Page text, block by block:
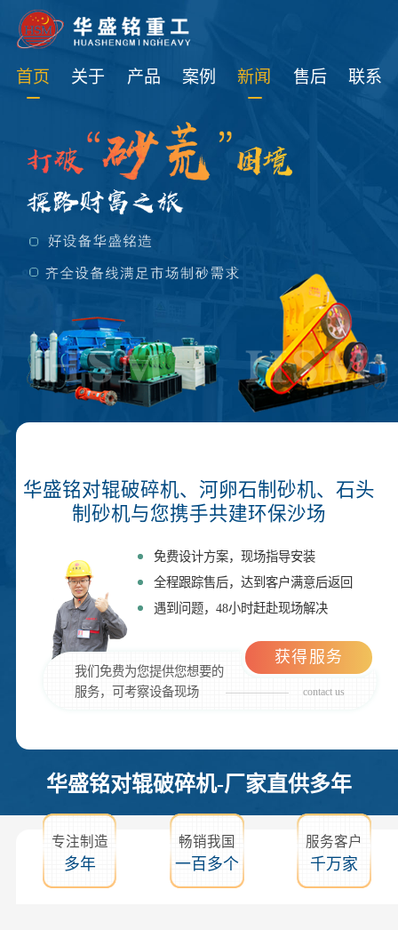
首页 关于 产品 案例 新闻 售后 联系
华盛铭对辊破碎机、河卵石制砂机、石头
制砂机与您携手共建环保沙场
免费设计方案，现场指导安装
全程跟踪售后，达到客户满意后返回
遇到问题，48小时赶赴现场解决
我们免费为您提供您想要的
服务，可考察设备现场
contact us
获得服务
华盛铭对辊破碎机-厂家直供多年
专注制造
多年
畅销我国
一百多个
服务客户
千万家